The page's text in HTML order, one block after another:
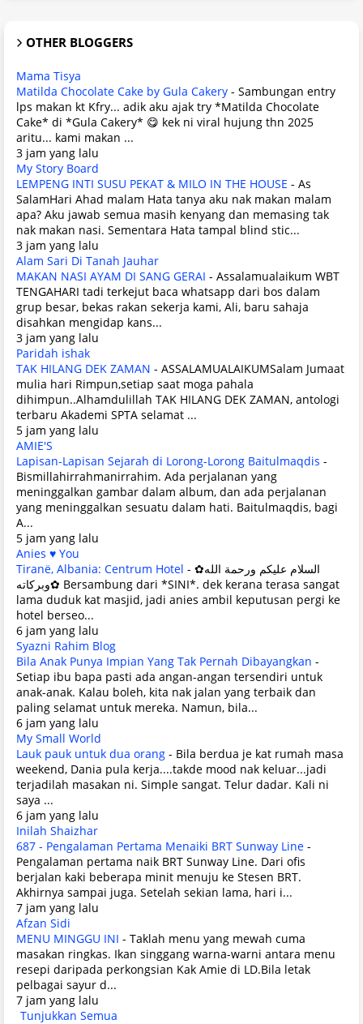
OTHER BLOGGERS
Mama Tisya
Matilda Chocolate Cake by Gula Cakery - Sambungan entry
lps makan kt Kfry... adik aku ajak try *Matilda Chocolate
Cake* di *Gula Cakery* 😋 kek ni viral hujung thn 2025
aritu... kami makan ...
3 jam yang lalu
My Story Board
LEMPENG INTI SUSU PEKAT & MILO IN THE HOUSE - As
SalamHari Ahad malam Hata tanya aku nak makan malam
apa? Aku jawab semua masih kenyang dan memasing tak
nak makan nasi. Sementara Hata tampal blind stic...
3 jam yang lalu
Alam Sari Di Tanah Jauhar
MAKAN NASI AYAM DI SANG GERAI - Assalamualaikum WBT
TENGAHARI tadi terkejut baca whatsapp dari bos dalam
grup besar, bekas rakan sekerja kami, Ali, baru sahaja
disahkan mengidap kans...
3 jam yang lalu
Paridah ishak
TAK HILANG DEK ZAMAN - ASSALAMUALAIKUMSalam Jumaat
mulia hari Rimpun,setiap saat moga pahala
dihimpun..Alhamdulillah TAK HILANG DEK ZAMAN, antologi
terbaru Akademi SPTA selamat ...
5 jam yang lalu
AMIE'S
Lapisan-Lapisan Sejarah di Lorong-Lorong Baitulmaqdis -
Bismillahirrahmanirrahim. Ada perjalanan yang
meninggalkan gambar dalam album, dan ada perjalanan
yang meninggalkan sesuatu dalam hati. Baitulmaqdis, bagi
A...
5 jam yang lalu
Anies ♥ You
Tiranë, Albania: Centrum Hotel - ✿السلام عليكم ورحمة الله
وبركاته✿ Bersambung dari *SINI*. dek kerana terasa sangat
lama duduk kat masjid, jadi anies ambil keputusan pergi ke
hotel berseo...
6 jam yang lalu
Syazni Rahim Blog
Bila Anak Punya Impian Yang Tak Pernah Dibayangkan -
Setiap ibu bapa pasti ada angan-angan tersendiri untuk
anak-anak. Kalau boleh, kita nak jalan yang terbaik dan
paling selamat untuk mereka. Namun, bila...
6 jam yang lalu
My Small World
Lauk pauk untuk dua orang - Bila berdua je kat rumah masa
weekend, Dania pula kerja....takde mood nak keluar...jadi
terjadilah masakan ni. Simple sangat. Telur dadar. Kali ni
saya ...
6 jam yang lalu
Inilah Shaizhar
687 - Pengalaman Pertama Menaiki BRT Sunway Line -
Pengalaman pertama naik BRT Sunway Line. Dari ofis
berjalan kaki beberapa minit menuju ke Stesen BRT.
Akhirnya sampai juga. Setelah sekian lama, hari i...
7 jam yang lalu
Afzan Sidi
MENU MINGGU INI - Taklah menu yang mewah cuma
masakan ringkas. Ikan singgang warna-warni antara menu
resepi daripada perkongsian Kak Amie di LD.Bila letak
pelbagai sayur d...
7 jam yang lalu
Tunjukkan Semua